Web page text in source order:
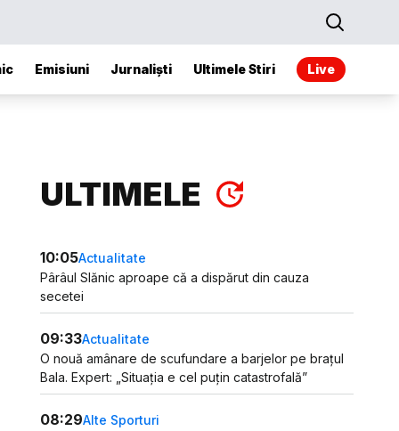
Emisiuni Jurnaliști Ultimele Stiri Live
ULTIMELE
10:05Actualitate
Pârâul Slănic aproape că a dispărut din cauza
secetei
09:33Actualitate
O nouă amânare de scufundare a barjelor pe brațul
Bala. Expert: „Situația e cel puțin catastrofală”
08:29Alte Sporturi